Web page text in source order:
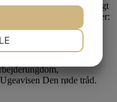
47 kasser, der tidsmæssigt
til 1994. Se arkivet her:
er arkivalier fra
Ungdom
Den røde tråd.
STATISTIK